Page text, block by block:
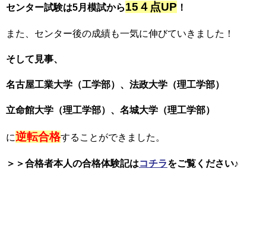
センター試験は5月模試から15４点UP ！
また、センター後の成績も一気に伸びていきました！
そして見事、
名古屋工業大学（工学部）、 法政大学（理工学部）
立命館大学（理工学部）、 名城大学（理工学部）
に逆転合格することができました。
＞＞合格者本人の合格体験記はコチラをご覧ください♪